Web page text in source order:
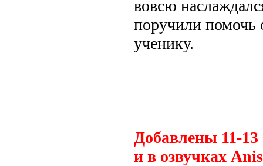
вовсю
поручили помочь
ученику.
Добавлены 11-13
и в озвучках